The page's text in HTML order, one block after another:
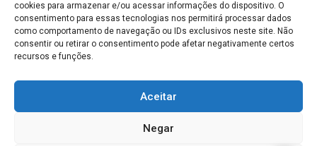
cookies para armazenar e/ou acessar informações do dispositivo. O
consentimento para essas tecnologias nos permitirá processar dados
como comportamento de navegação ou IDs exclusivos neste site. Não
consentir ou retirar o consentimento pode afetar negativamente certos
recursos e funções.
Aceitar
Negar
03.238.240/0001-39 -Desenvolvimento e Suporte